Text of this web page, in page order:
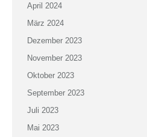
April 2024
März 2024
Dezember 2023
November 2023
Oktober 2023
September 2023
Juli 2023
Mai 2023